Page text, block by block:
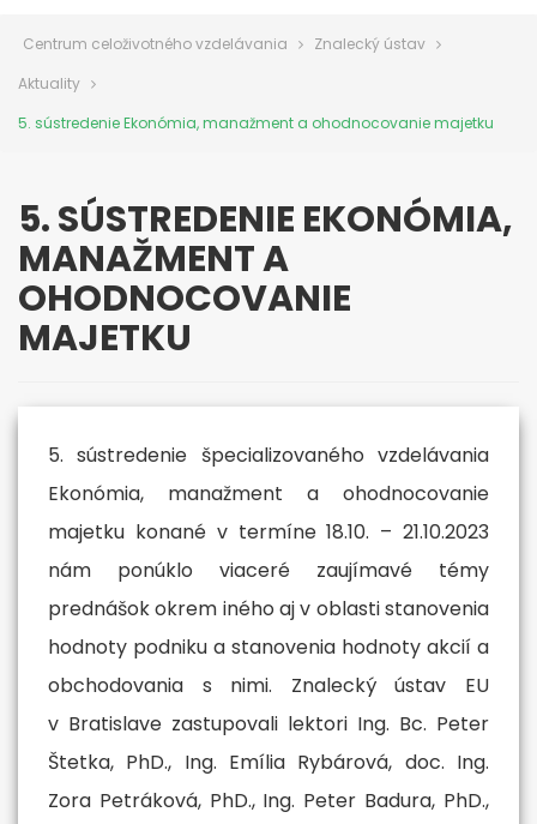
Centrum celoživotného vzdelávania
Znalecký ústav
Aktuality
5. sústredenie Ekonómia, manažment a ohodnocovanie majetku
5. SÚSTREDENIE EKONÓMIA,
MANAŽMENT A
OHODNOCOVANIE
MAJETKU
5. sústredenie špecializovaného vzdelávania
Ekonómia, manažment a ohodnocovanie
majetku konané v termíne 18.10. – 21.10.2023
nám ponúklo viaceré zaujímavé témy
prednášok okrem iného aj v oblasti stanovenia
hodnoty podniku a stanovenia hodnoty akcií a
obchodovania s nimi. Znalecký ústav EU
v Bratislave zastupovali lektori Ing. Bc. Peter
Štetka, PhD., Ing. Emília Rybárová, doc. Ing.
Zora Petráková, PhD., Ing. Peter Badura, PhD.,